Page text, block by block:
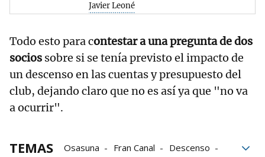
Javier Leoné
Todo esto para contestar a una pregunta de dos
socios sobre si se tenía previsto el impacto de
un descenso en las cuentas y presupuesto del
club, dejando claro que no es así ya que "no va
a ocurrir".
TEMAS Osasuna Fran Canal
Descenso